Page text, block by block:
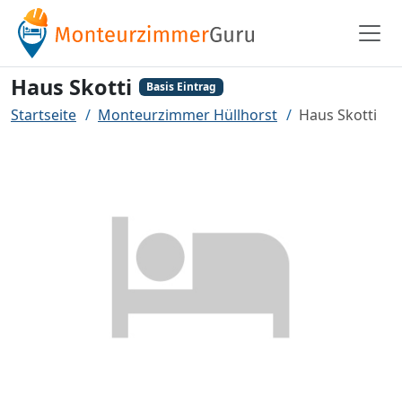
Haus Skotti Basis Eintrag
Startseite Monteurzimmer Hüllhorst Haus Skotti